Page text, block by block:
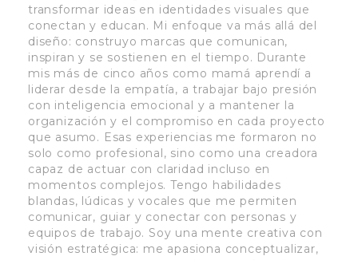
transformar ideas en identidades visuales que
conectan y educan. Mi enfoque va más allá del
diseño: construyo marcas que comunican,
inspiran y se sostienen en el tiempo. Durante
mis más de cinco años como mamá aprendí a
liderar desde la empatía, a trabajar bajo presión
con inteligencia emocional y a mantener la
organización y el compromiso en cada proyecto
que asumo. Esas experiencias me formaron no
solo como profesional, sino como una creadora
capaz de actuar con claridad incluso en
momentos complejos. Tengo habilidades
blandas, lúdicas y vocales que me permiten
comunicar, guiar y conectar con personas y
equipos de trabajo. Soy una mente creativa con
visión estratégica: me apasiona conceptualizar,